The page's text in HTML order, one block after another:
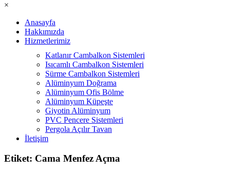
×
Anasayfa
Hakkımızda
Hizmetlerimiz
Katlanır Cambalkon Sistemleri
Isıcamlı Cambalkon Sistemleri
Sürme Cambalkon Sistemleri
Alüminyum Doğrama
Alüminyum Ofis Bölme
Alüminyum Küpeşte
Giyotin Alüminyum
PVC Pencere Sistemleri
Pergola Açılır Tavan
İletişim
Etiket: Cama Menfez Açma